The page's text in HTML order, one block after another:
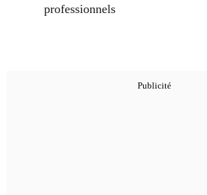
professionnels